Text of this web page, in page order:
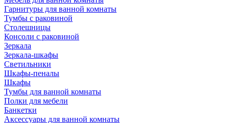
Гарнитуры для ванной комнаты
Тумбы с раковиной
Столешницы
Консоли с раковиной
Зеркала
Зеркала-шкафы
Светильники
Шкафы-пеналы
Шкафы
Тумбы для ванной комнаты
Полки для мебели
Банкетки
Аксессуары для ванной комнаты